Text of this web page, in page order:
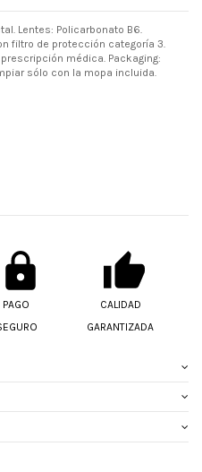
Lentes: Policarbonato B6.
filtro de protección categoría 3.
médica. Packaging:
sólo con la mopa incluida.
PAGO
CALIDAD
GARANTIZADA